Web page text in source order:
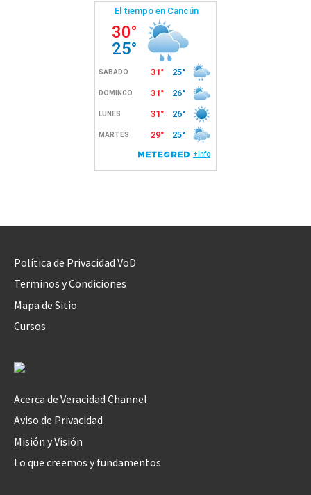
Política de Privacidad VoD
Terminos y Condiciones
Mapa de Sitio
Cursos
Acerca de Veracidad Channel
Aviso de Privacidad
Misión y Visión
Lo que creemos y fundamentos